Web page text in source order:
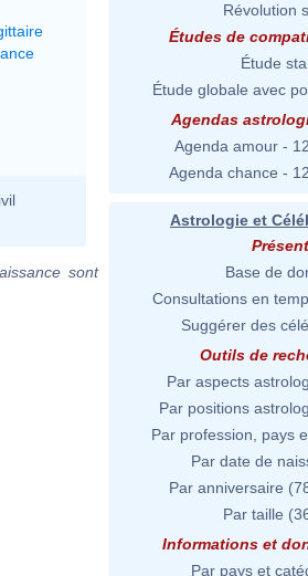
sont
Révolution
Études de
Étude
Étude globale avec
Agendas
Agenda amour -
Agenda chance -
Astrologie et
Base de
Consultations en
Suggérer des
Outils de
Par aspects
Par positions
Par profession, pays
Par date de
Par anniversaire
Par taille
Informations et
Par pays et